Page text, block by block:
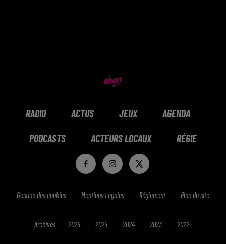
RADIO ACTUS JEUX AGENDA
PODCASTS ACTEURS LOCAUX RÉGIE
Gestion des cookies Mentions Légales Réglement Plan du site
Archives 2026 2025 2024 2023 2022